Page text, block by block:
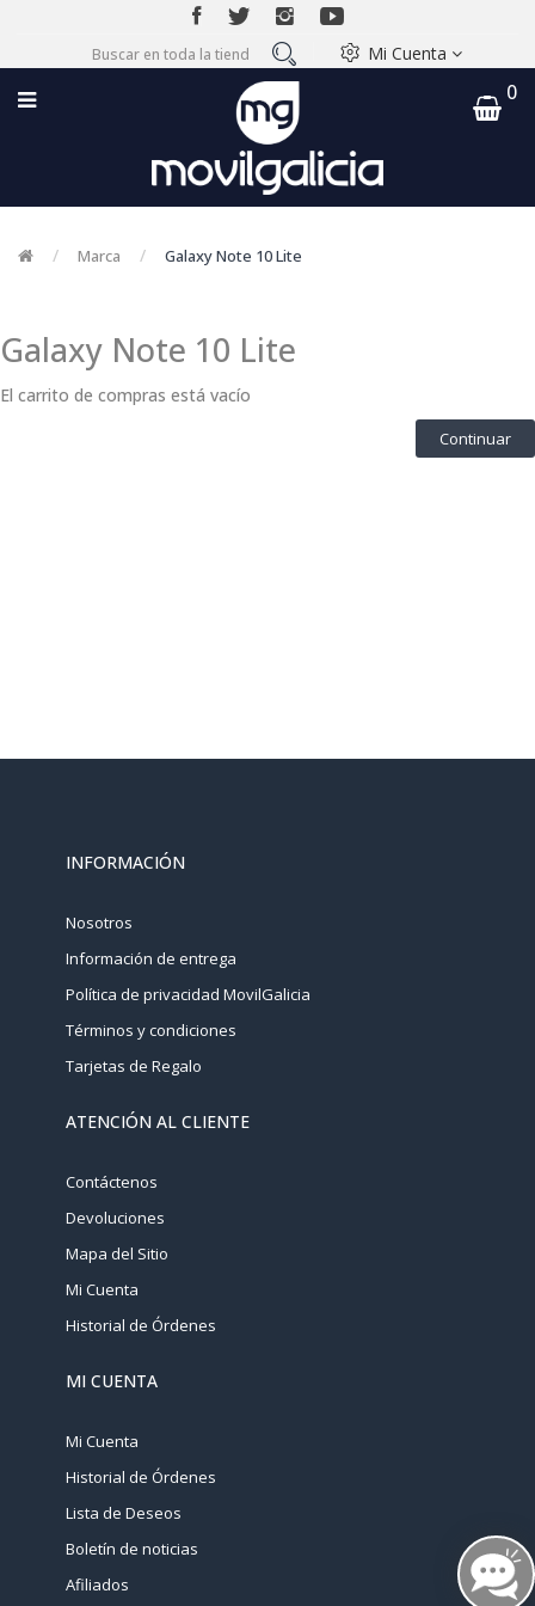
Mi Cuenta
0
Marca Galaxy Note 10 Lite
Galaxy Note 10 Lite
El carrito de compras está vacío
Continuar
INFORMACIÓN
Nosotros
Información de entrega
Política de privacidad MovilGalicia
Términos y condiciones
Tarjetas de Regalo
ATENCIÓN AL CLIENTE
Contáctenos
Devoluciones
Mapa del Sitio
Mi Cuenta
Historial de Órdenes
MI CUENTA
Mi Cuenta
Historial de Órdenes
Lista de Deseos
Boletín de noticias
Afiliados